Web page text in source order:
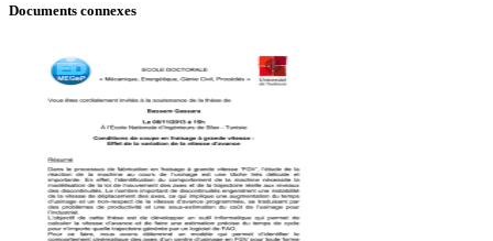
Documents connexes